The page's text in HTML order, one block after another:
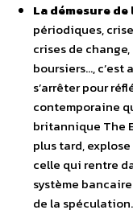
La démesure
périodiques,
crises de
boursiers…, c’est
s’arrêter pour
contemporaine
britannique The
plus tard,
celle qui rentre
système
de la